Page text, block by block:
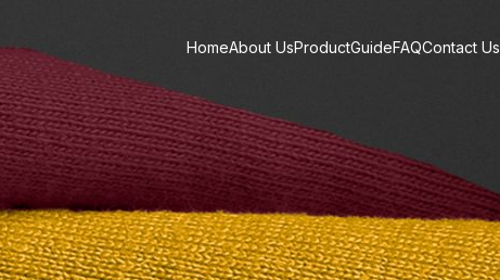
HomeAbout UsProductGuideFAQContact Us